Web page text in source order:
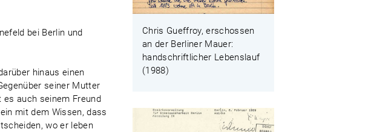
bei Berlin und
hinaus einen
seiner Mutter
es auch seinem Freund
mit dem Wissen, dass
wo er leben
Chris Gueffroy, erschossen
an der Berliner Mauer:
handschriftlicher Lebenslauf
(1988)